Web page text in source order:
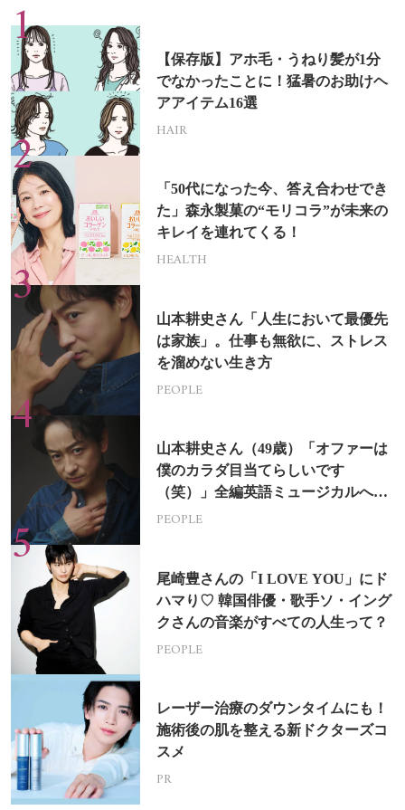
【保存版】アホ毛・うねり髪が1分
でなかったことに！猛暑のお助けヘ
アアイテム16選
HAIR
「50代になった今、答え合わせでき
た」森永製菓の“モリコラ”が未来の
キレイを連れてくる！
HEALTH
山本耕史さん「人生において最優先
は家族」。仕事も無欲に、ストレス
を溜めない生き方
PEOPLE
山本耕史さん（49歳）「オファーは
僕のカラダ目当てらしいです
（笑）」全編英語ミュージカルへの
挑戦
PEOPLE
尾崎豊さんの「I LOVE YOU」にド
ハマり♡ 韓国俳優・歌手ソ・イング
クさんの音楽がすべての人生って？
PEOPLE
レーザー治療のダウンタイムにも！
施術後の肌を整える新ドクターズコ
スメ
PR